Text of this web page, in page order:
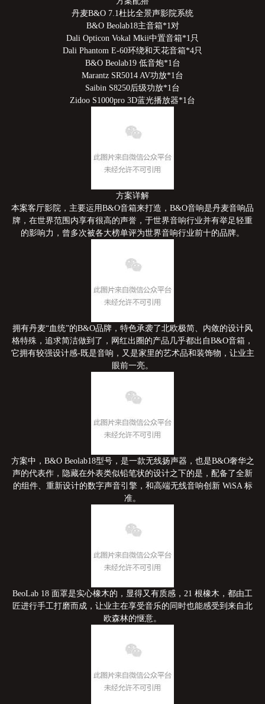
丹麦B&O 7.1杜比全景声影院系统
B&O Beolab18主音箱*1对
Dali Opticon Vokal Mkii中置音箱*1只
Dali Phantom E-60环绕和天花音箱*4只
B&O Beolab19 低音炮*1台
Marantz SR5014 AV功放*1台
Saibin S8250后级功放*1台
Zidoo S1000pro 3D蓝光播放器*1台
方案详解
本案客厅影院，主要运用B&O音箱来打造，B&O音响是丹麦音响品
牌，在世界范围内享有很高的声誉，于世界音响行业并有举足轻重
的影响力，曾多次被各大榜单评为世界音响行业前十的品牌。
拥有丹麦“血统”的B&O品牌，特色承袭了北欧极简、内敛的设计风
格特殊，追求简洁做到了，网红出圈的产品几乎都出自B&O音箱，
它拥有较强设计感-既是音响，又是家里的艺术品和装饰物，让业主
眼前一亮。
方案中，B&O Beolab18型号，是一款无线扬声器，也是B&O奢华之
声的代表作，隐藏在外表类似铅笔状的设计之下的是，配备了全新
的组件、重新设计的数字声音引擎，和高端无线音响创新 WiSA 标
准。
BeoLab 18 面罩是实心橡木的，显得又有质感，21 根橡木，都由工
匠进行手工打磨而成，让业主在享受音乐的同时也能感受到来自北
欧森林的惬意。